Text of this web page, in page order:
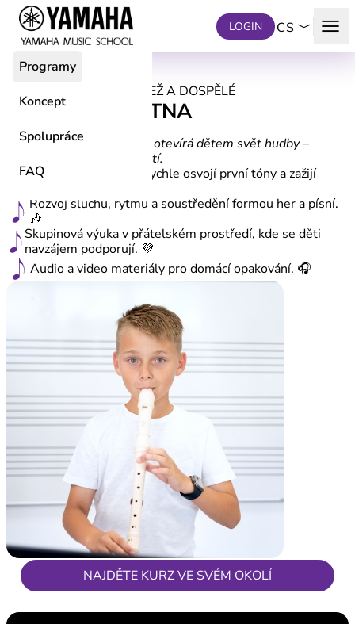
Přeskočit na hlavní obsah
Programy
Koncept
Spolupráce
FAQ
LOGIN CS menu
PROGRAMY PRO MLÁDEŽ A DOSPĚLÉ
ZOBCOVÁ FLÉTNA
od 6 let
Jednoduchý nástroj, který otevírá dětem svět hudby –
přirozeně, hravě a s radostí.
Ideální start – děti si rychle osvojí první tóny a zažijí
Rozvoj sluchu, rytmu a soustředění formou her a písní.
🎶
Skupinová výuka v přátelském prostředí, kde se děti
navzájem podporují. 💜
Audio a video materiály pro domácí opakování. 🎧
NAJDĚTE KURZ VE SVÉM OKOLÍ